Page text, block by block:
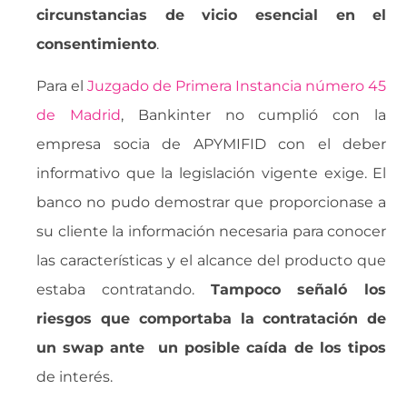
circunstancias de vicio esencial en el
consentimiento.
Para elJuzgado de Primera Instancia número 45
de Madrid, Bankinter no cumplió con la
empresa socia de APYMIFID con el deber
informativo que la legislación vigente exige. El
banco no pudo demostrar que proporcionase a
su cliente la información necesaria para conocer
las características y el alcance del producto que
estaba contratando. Tampoco señaló los
riesgos que comportaba la contratación de
un swap ante un posible caída de los tipos
de interés.